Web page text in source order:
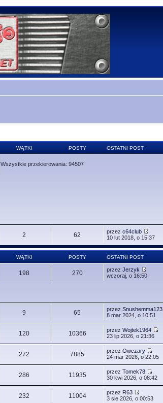
WĄTKI POSTY OSTATNI POST
Wszystkie przekierowania: 94507
2 62 przezc64club
10 lut 2018, o 15:37
WĄTKI POSTY OSTATNI POST
198 270 przezJerzyk
wczoraj, o 16:50
9 65 przezSnushemma123
8 mar 2024, o 10:51
120 10366 przezWojtek1964
23 lip 2026, o 21:36
272 7885 przezOwczary
24 mar 2026, o 22:05
286 11935 przezTomek78
30 kwi 2026, o 08:42
232 11004 przez R63
3 sie 2026, o 00:53